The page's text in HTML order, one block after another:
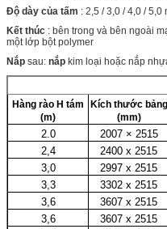
Độ dày của tấm : 2,5 / 3,0 / 4,0 / 5,0
Kết thúc : bên trong và bên ngoài
một lớp bột polymer
Nắp sau: nắp kim loại hoặc nắp
Hàng rào H tám
(m)
Kích thước bảng
(mm)
2.0 2007 × 2515
2,4
2400 x 2515
3,0
2997 x 2515
3,3
3302 x 2515
3,6
3607 x 2515
3,6
3607 x 2515